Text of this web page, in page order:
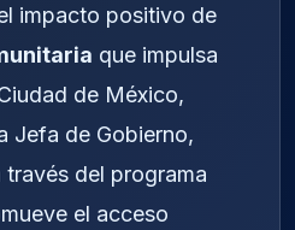
impacto positivo de
que impulsa
de México,
Jefa de Gobierno,
través del programa
el acceso